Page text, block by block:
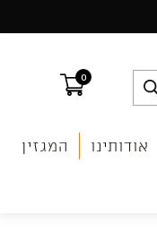
0
אודותינו המגזין